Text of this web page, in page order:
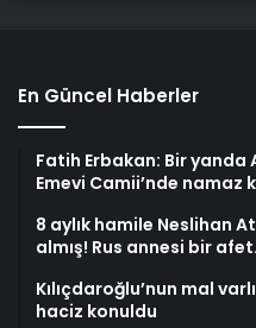
En Güncel Haberler
Fatih Erbakan: Bir yanda
Emevi Camii’nde namaz
8 aylık hamile Neslihan
almış! Rus annesi bir
Kılıçdaroğlu’nun mal
haciz konuldu